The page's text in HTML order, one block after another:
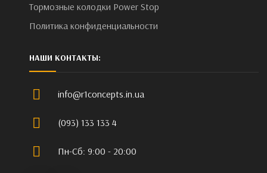
Тормозные колодки Power Stop
Политика конфиденциальности
НАШИ КОНТАКТЫ:
info@r1concepts.in.ua
(093) 133 133 4
Пн-Сб: 9:00 - 20:00